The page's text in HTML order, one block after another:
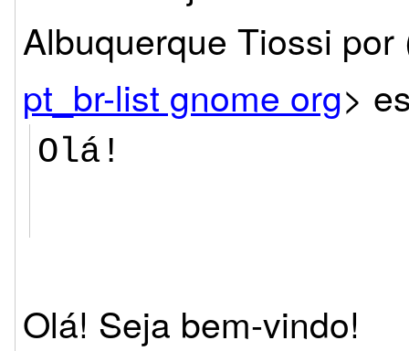
Albuquerque Tiossi
pt_br-list gnome org>
Olá!
Olá! Seja bem-vindo!